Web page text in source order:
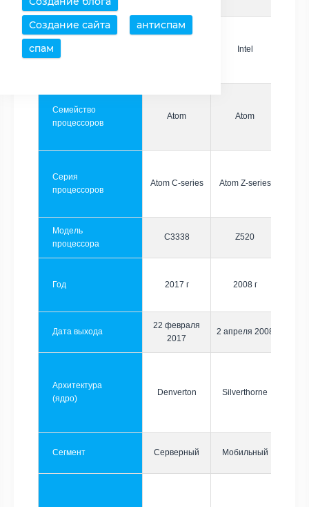
Создание сайта
антиспам
спамПроизводитель Intel
Семейство
процессоров
Atom Atom
Серия
процессоров
Atom C-series Atom Z-series
Модель
процессора
C3338 Z520
Год 2017 г 2008 г
Дата выхода
22 февраля
2017
2 апреля 2008
Архитектура
(ядро)
Denverton Silverthorne
Сегмент Серверный Мобильный